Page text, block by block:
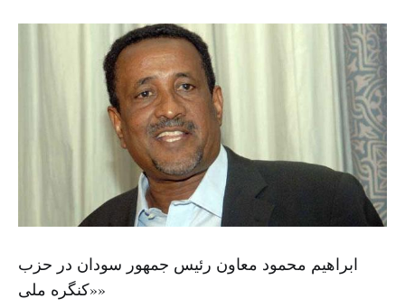
ابراهیم محمود معاون رئیس جمهور سودان در حزب
«کنگره ملی»